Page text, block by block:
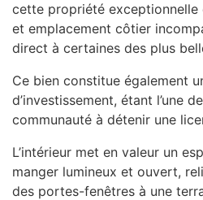
cette propriété
et emplacement côtier
direct à certaines des plus
Ce bien constitue également
d’investissement, étant l’une
communauté à détenir une
L’intérieur met en valeur un
manger lumineux et ouvert,
des portes-fenêtres à une